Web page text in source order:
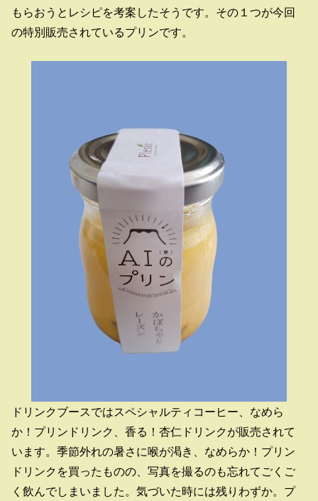
もらおうとレシピを考案したそうです。その１つが今回
の特別販売されているプリンです。
ドリンクブースではスペシャルティコーヒー、なめら
か！プリンドリンク、香る！杏仁ドリンクが販売されて
います。季節外れの暑さに喉が渇き、なめらか！プリン
ドリンクを買ったものの、写真を撮るのも忘れてごくご
く飲んでしまいました。気づいた時には残りわずか。プ